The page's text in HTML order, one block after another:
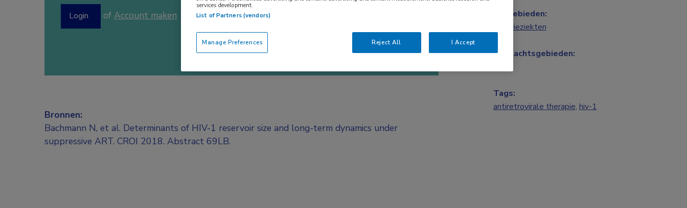
Login of Account maken
Bronnen:
Bachmann N, et al. Determinants of HIV-1 reservoir size and long-term dynamics under
suppressive ART. CROI 2018. Abstract 69LB.
Vakgebieden:
Infectieziekten
Aandachtsgebieden:
Tags:
antiretrovirale therapie, hiv-1
services development.
List of Partners (vendors)
Reject All I Accept
Manage Preferences